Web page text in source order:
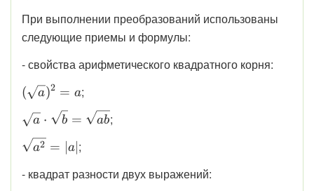
При выполнении преобразований использованы
следующие приемы и формулы:
- свойства арифметического квадратного корня:
\displaystyle
(\sqrt a)^2
= a
( a)2 = a;
\displaystyle
\sqrt
a\cdot\sqrt
\sqrt{ab}
a ⋅ b = ab;
\displaystyle
= |a|
a2 = a∣ ;
- квадрат разности двух выражений: